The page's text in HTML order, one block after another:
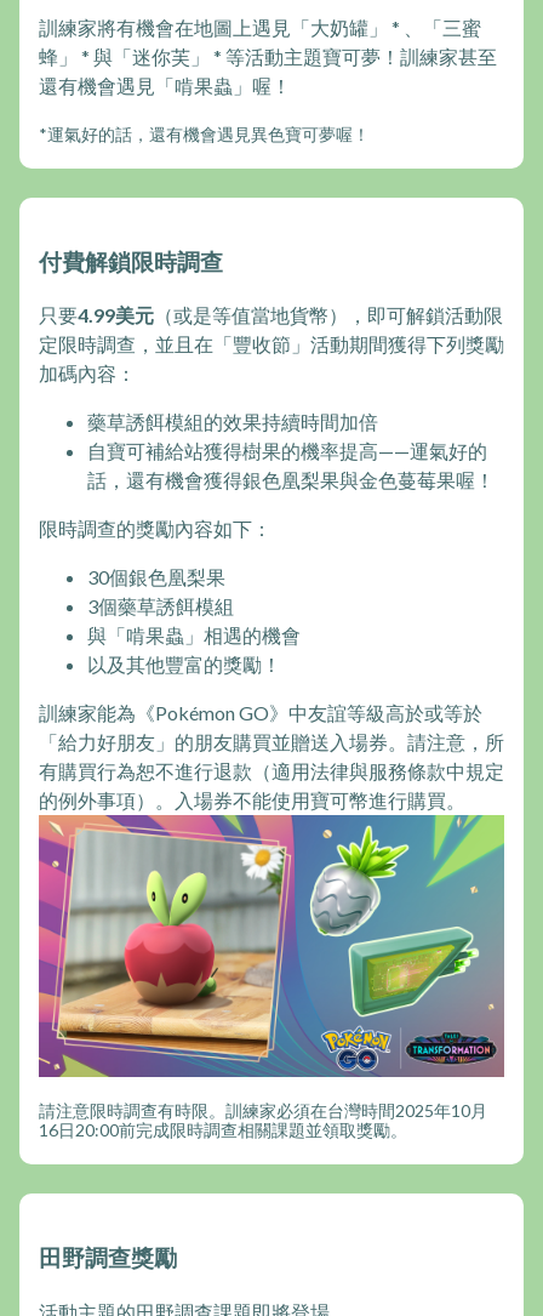
訓練家將有機會在地圖上遇見「大奶罐」 * 、「三蜜
蜂」 * 與「迷你芙」 * 等活動主題寶可夢！訓練家甚至
還有機會遇見「啃果蟲」喔！
*運氣好的話，還有機會遇見異色寶可夢喔！
付費解鎖限時調查
只要4.99美元 （或是等值當地貨幣），即可解鎖活動限
定限時調查，並且在「豐收節」活動期間獲得下列獎勵
加碼內容：
藥草誘餌模組的效果持續時間加倍
自寶可補給站獲得樹果的機率提高——運氣好的
話，還有機會獲得銀色凰梨果與金色蔓莓果喔！
限時調查的獎勵內容如下：
30個銀色凰梨果
3個藥草誘餌模組
與「啃果蟲」相遇的機會
以及其他豐富的獎勵！
訓練家能為《Pokémon GO》中友誼等級高於或等於
「給力好朋友」的朋友購買並贈送入場券。請注意，所
有購買行為恕不進行退款（適用法律與服務條款中規定
的例外事項）。入場券不能使用寶可幣進行購買。
請注意限時調查有時限。訓練家必須在台灣時間2025年10月
16日20:00前完成限時調查相關課題並領取獎勵。
田野調查獎勵